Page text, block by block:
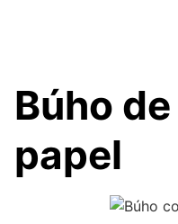
Búho
papel